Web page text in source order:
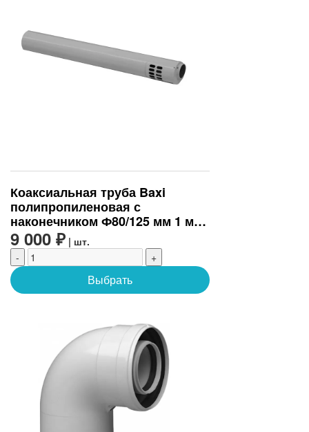
Коаксиальная труба Baxi
полипропиленовая с
наконечником Ф80/125 мм 1 м,
НТ (KHG71408891-)
9 000 ₽ | шт.
-
+
Выбрать